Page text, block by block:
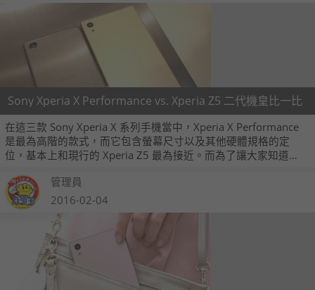
Sony Xperia X Performance vs. Xperia Z5 二代機皇比一比
在這三款 Sony Xperia X 系列手機當中，Xperia X Performance
是最為高階的款式，而它包含螢幕尺寸以及其他硬體規格的定
位，基本上和現行的 Xperia Z5 最為接近。而為了讓大家知道
單整理了一下兩款手機的規格比較表，看過之後大概就知道它們
彼此之間的規格差異了。MWC16
管理員
2016-02-04